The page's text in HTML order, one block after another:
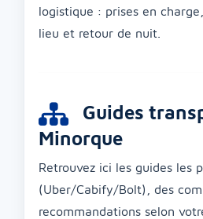
logistique : prises en
lieu et retour de nuit.
Guides
Minorque
Retrouvez ici les guides les
(Uber/Cabify/Bolt), des
recommandations selon